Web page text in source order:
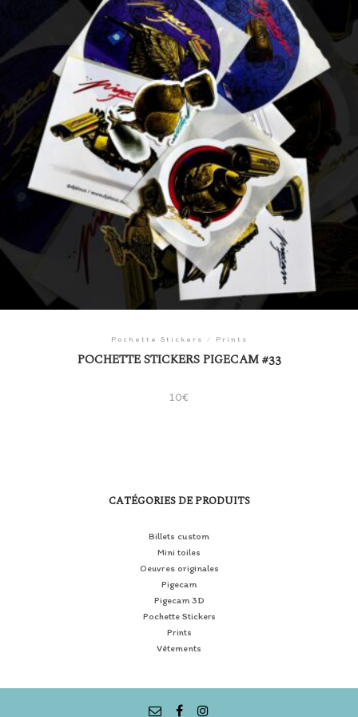
Pochette Stickers / Prints
POCHETTE STICKERS PIGECAM #33
10€
CATÉGORIES DE PRODUITS
Billets custom
Mini toiles
Oeuvres originales
Pigecam
Pigecam 3D
Pochette Stickers
Prints
Vêtements